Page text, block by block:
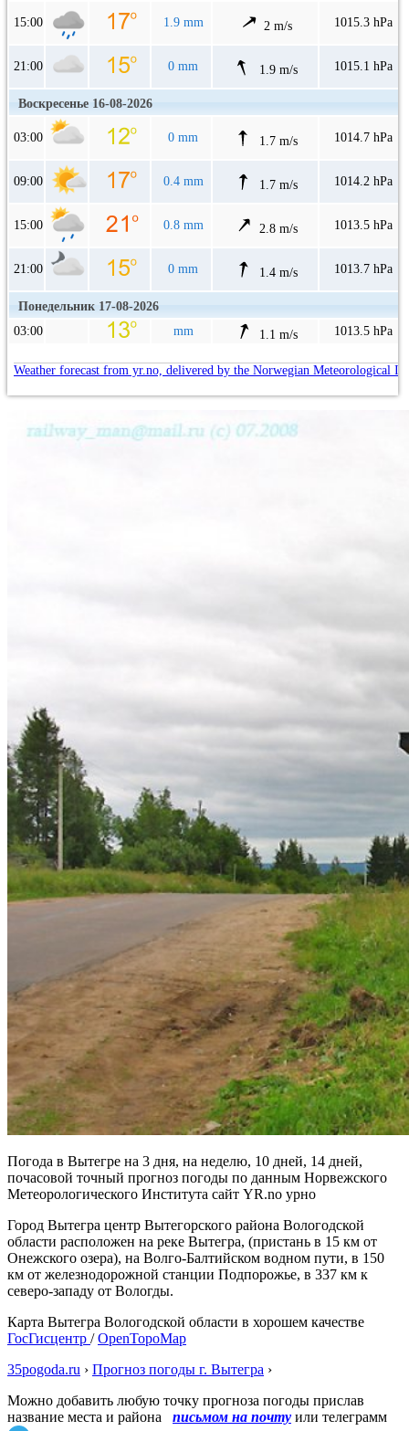
15:00 1.9 mm 2 m/s 1015.3 hPa
21:00 0 mm 1.9 m/s 1015.1 hPa
Воскресенье 16-08-2026
03:00 0 mm 1.7 m/s 1014.7 hPa
09:00 0.4 mm 1.7 m/s 1014.2 hPa
15:00 0.8 mm 2.8 m/s 1013.5 hPa
21:00 0 mm 1.4 m/s 1013.7 hPa
Понедельник 17-08-2026
03:00
mm 1.1 m/s 1013.5 hPa
Weather forecast from yr.no, delivered by the Norwegian Meteorological
Погода в Вытегре на 3 дня, на неделю, 10 дней, 14 дней,
почасовой точный прогноз погоды по данным Норвежского
Метеорологического Института сайт YR.no урно
Город Вытегра центр Вытегорского района Вологодской
области расположен на реке Вытегра, (пристань в 15 км от
Онежского озера), на Волго-Балтийском водном пути, в 150
км от железнодорожной станции Подпорожье, в 337 км к
северо-западу от Вологды.
Карта Вытегра Вологодской области в хорошем качестве
ГосГисцентр /OpenTopoMap
35pogoda.ru › Прогноз погоды г. Вытегра ›
Можно добавить любую точку прогноза погоды прислав
название места и района
письмом на почту или телеграмм